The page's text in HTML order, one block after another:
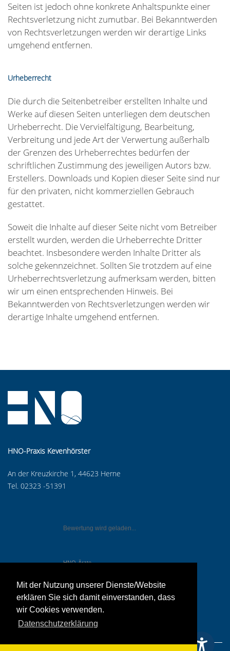
Mit der Nutzung unserer Dienste/Website
erklären Sie sich damit einverstanden, dass
wir Cookies verwenden.
Datenschutzerklärung
Seiten ist jedoch ohne konkrete Anhaltspunkte einer
Rechtsverletzung nicht zumutbar. Bei Bekanntwerden
von Rechtsverletzungen werden wir derartige Links
umgehend entfernen.
Urheberrecht
Die durch die Seitenbetreiber erstellten Inhalte und
Werke auf diesen Seiten unterliegen dem deutschen
Urheberrecht. Die Vervielfältigung, Bearbeitung,
Verbreitung und jede Art der Verwertung außerhalb
der Grenzen des Urheberrechtes bedürfen der
schriftlichen Zustimmung des jeweiligen Autors bzw.
Erstellers. Downloads und Kopien dieser Seite sind nur
für den privaten, nicht kommerziellen Gebrauch
gestattet.
Soweit die Inhalte auf dieser Seite nicht vom Betreiber
erstellt wurden, werden die Urheberrechte Dritter
beachtet. Insbesondere werden Inhalte Dritter als
solche gekennzeichnet. Sollten Sie trotzdem auf eine
Urheberrechtsverletzung aufmerksam werden, bitten
wir um einen entsprechenden Hinweis. Bei
Bekanntwerden von Rechtsverletzungen werden wir
derartige Inhalte umgehend entfernen.
HNO-Praxis Kevenhörster
An der Kreuzkirche 1, 44623 Herne
Tel. 02323 -51391
Bewertung wird geladen...
HNO-Ärzte
IMPRESSUM DATENSCHUTZERKLÄRUNG